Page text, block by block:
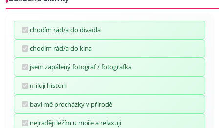
chodím rád/a do divadla
chodím rád/a do kina
jsem zapálený fotograf / fotografka
miluji historii
baví mě procházky v přírodě
nejraději ležím u moře a relaxuji